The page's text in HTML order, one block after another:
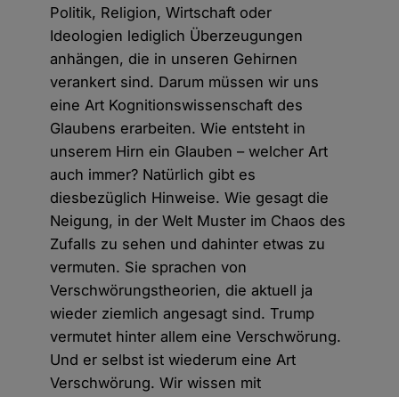
Politik, Religion, Wirtschaft oder
Ideologien lediglich Überzeugungen
anhängen, die in unseren Gehirnen
verankert sind. Darum müssen wir uns
eine Art Kognitionswissenschaft des
Glaubens erarbeiten. Wie entsteht in
unserem Hirn ein Glauben – welcher Art
auch immer? Natürlich gibt es
diesbezüglich Hinweise. Wie gesagt die
Neigung, in der Welt Muster im Chaos des
Zufalls zu sehen und dahinter etwas zu
vermuten. Sie sprachen von
Verschwörungstheorien, die aktuell ja
wieder ziemlich angesagt sind. Trump
vermutet hinter allem eine Verschwörung.
Und er selbst ist wiederum eine Art
Verschwörung. Wir wissen mit